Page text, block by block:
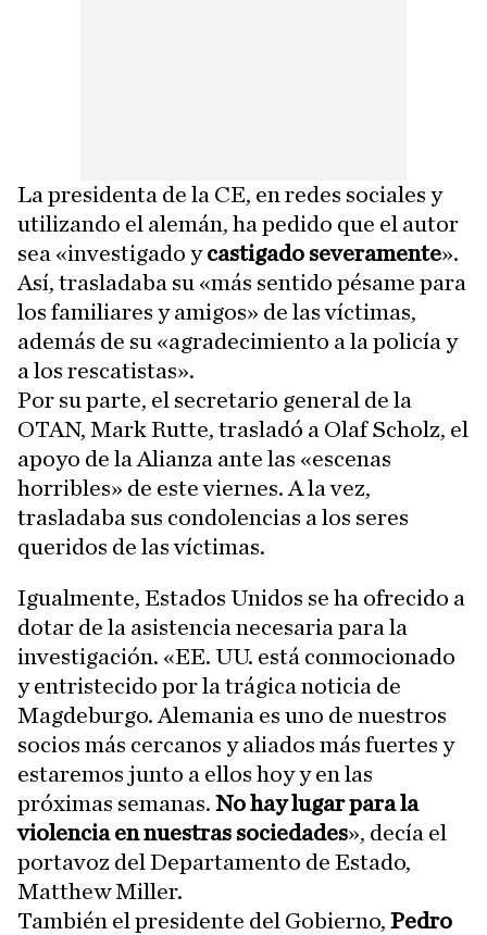
La presidenta de la CE, en redes sociales y
utilizando el alemán, ha pedido que el autor
sea «investigado ycastigado severamente».
Así, trasladaba su «más sentido pésame para
los familiares y amigos» de las víctimas,
además de su «agradecimiento a la policía y
a los rescatistas».
Por su parte, el secretario general de la
OTAN, Mark Rutte, trasladó a Olaf Scholz, el
apoyo de la Alianza ante las «escenas
horribles» de este viernes. A la vez,
trasladaba sus condolencias a los seres
queridos de las víctimas.
Igualmente, Estados Unidos se ha ofrecido a
dotar de la asistencia necesaria para la
investigación. «EE. UU. está conmocionado
y entristecido por la trágica noticia de
Magdeburgo. Alemania es uno de nuestros
socios más cercanos y aliados más fuertes y
estaremos junto a ellos hoy y en las
próximas semanas. No hay lugar para la
violencia en nuestras sociedades», decía el
portavoz del Departamento de Estado,
Matthew Miller.
También el presidente del Gobierno, Pedro